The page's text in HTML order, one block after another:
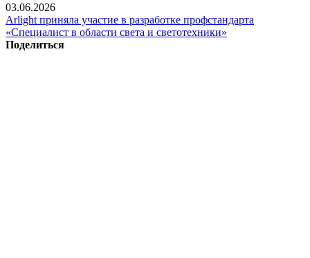
03.06.2026
Arlight приняла участие в разработке профстандарта
«Специалист в области света и светотехники»
Поделиться